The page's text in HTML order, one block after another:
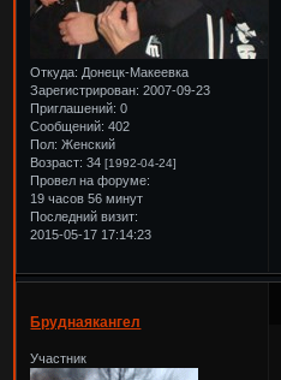
Откуда: Донецк-Макеевка
Зарегистрирован: 2007-09-23
Приглашений: 0
Сообщений: 402
Пол: Женский
Возраст: 34[1992-04-24]
Провел на форуме:
19 часов 56 минут
Последний визит:
2015-05-17 17:14:23
Бруднаякангел
Участник